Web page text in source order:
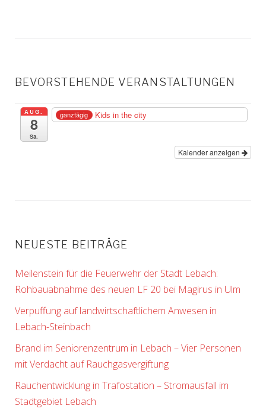
BEVORSTEHENDE VERANSTALTUNGEN
AUG.
8
Sa.
ganztägig Kids in the city
Kalender anzeigen
NEUESTE BEITRÄGE
Meilenstein für die Feuerwehr der Stadt Lebach:
Rohbauabnahme des neuen LF 20 bei Magirus in Ulm
Verpuffung auf landwirtschaftlichem Anwesen in
Lebach-Steinbach
Brand im Seniorenzentrum in Lebach – Vier Personen
mit Verdacht auf Rauchgasvergiftung
Rauchentwicklung in Trafostation – Stromausfall im
Stadtgebiet Lebach